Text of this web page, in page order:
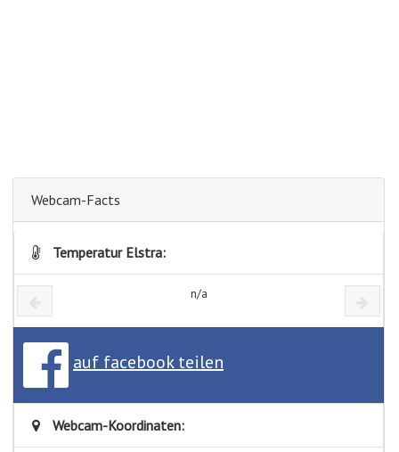
Webcam-Facts
Temperatur Elstra:
n/a
auf facebook teilen
Webcam-Koordinaten: